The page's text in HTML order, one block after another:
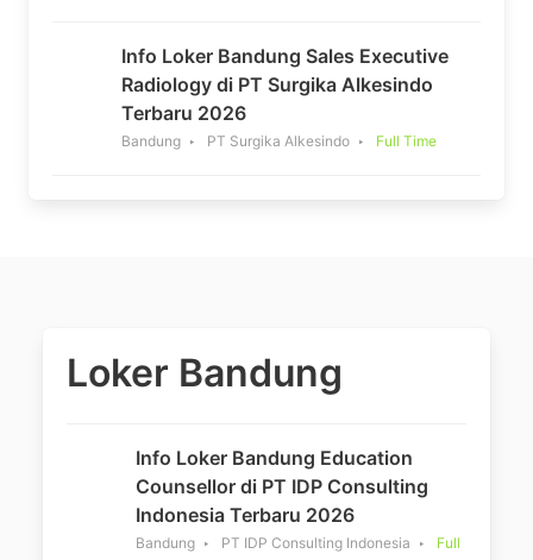
Info Loker Bandung Sales Executive
Radiology di PT Surgika Alkesindo
Terbaru 2026
Bandung PT Surgika Alkesindo Full Time
Loker Bandung
Info Loker Bandung Education
Counsellor di PT IDP Consulting
Indonesia Terbaru 2026
Bandung PT IDP Consulting Indonesia
Full